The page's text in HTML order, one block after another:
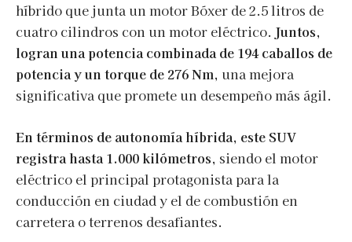
híbrido que junta un motor Bóxer de 2.5 litros de
cuatro cilindros con un motor eléctrico. Juntos,
logran una potencia combinada de 194 caballos de
potencia y un torque de 276 Nm, una mejora
significativa que promete un desempeño más ágil.
En términos de autonomía híbrida, este SUV
registra hasta 1.000 kilómetros, siendo el motor
eléctrico el principal protagonista para la
conducción en ciudad y el de combustión en
carretera o terrenos desafiantes.